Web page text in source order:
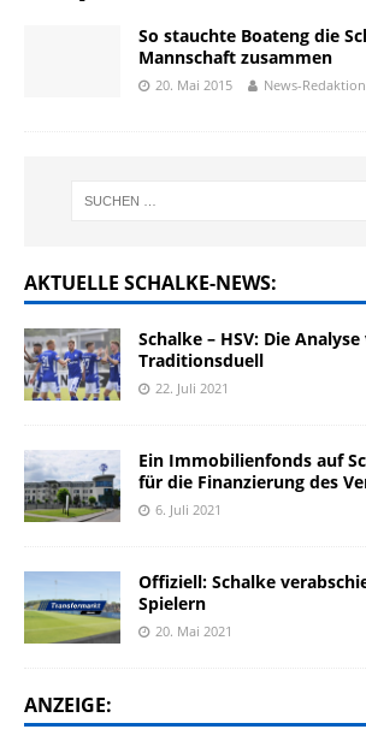
So stauchte Boateng die
Mannschaft zusammen
20. Mai 2015 News-Redaktion
AKTUELLE SCHALKE-NEWS:
Schalke – HSV: Die
Traditionsduell
22. Juli 2021
Ein Immobilienfonds auf
für die Finanzierung des
6. Juli 2021
Offiziell: Schalke
Spielern
20. Mai 2021
ANZEIGE: